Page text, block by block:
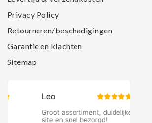
Privacy Policy
Retourneren/beschadigingen
Garantie en klachten
Sitemap